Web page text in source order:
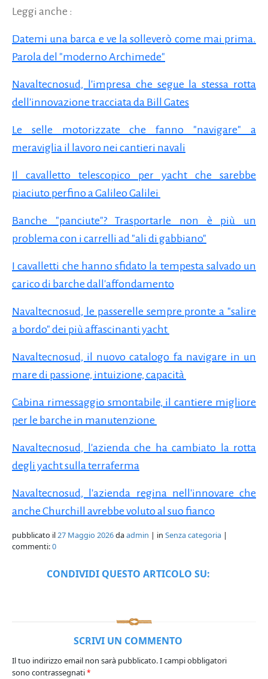
Leggi anche :
Datemi una barca e ve la solleverò come mai prima.
Parola del "moderno Archimede"
Navaltecnosud, l'impresa che segue la stessa rotta
dell'innovazione tracciata da Bill Gates
Le selle motorizzate che fanno "navigare" a
meraviglia il lavoro nei cantieri navali
Il cavalletto telescopico per yacht che sarebbe
piaciuto perfino a Galileo Galilei
Banche "panciute"? Trasportarle non è più un
problema con i carrelli ad "ali di gabbiano"
I cavalletti che hanno sfidato la tempesta salvado un
carico di barche dall'affondamento
Navaltecnosud, le passerelle sempre pronte a "salire
a bordo" dei più affascinanti yacht
Navaltecnosud, il nuovo catalogo fa navigare in un
mare di passione, intuizione, capacità
Cabina rimessaggio smontabile, il cantiere migliore
per le barche in manutenzione
Navaltecnosud, l'azienda che ha cambiato la rotta
degli yacht sulla terraferma
Navaltecnosud, l'azienda regina nell'innovare che
anche Churchill avrebbe voluto al suo fianco
pubblicato il27 Maggio 2026daadmin | in Senza categoria |
commenti:0
CONDIVIDI QUESTO ARTICOLO SU:
SCRIVI UN COMMENTO
Il tuo indirizzo email non sarà pubblicato.I campi obbligatori
sono contrassegnati*